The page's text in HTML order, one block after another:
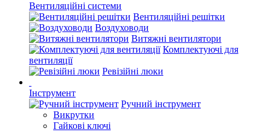
Вентиляційні системи
Вентиляційні решітки
Воздуховоди
Витяжні вентилятори
Комплектуючі для
вентиляції
Ревізійні люки
Інструмент
Ручний інструмент
Викрутки
Гайкові ключі